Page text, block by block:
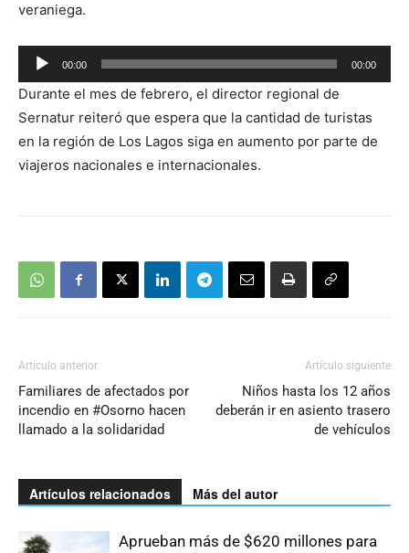
veraniega.
Reproductor
de
audio
00:00 00:00
Durante el mes de febrero, el director regional de
Sernatur reiteró que espera que la cantidad de turistas
en la región de Los Lagos siga en aumento por parte de
viajeros nacionales e internacionales.
Artículo anterior
Familiares de afectados por
incendio en #Osorno hacen
llamado a la solidaridad
Artículo siguiente
Niños hasta los 12 años
deberán ir en asiento trasero
de vehículos
Artículos relacionados Más del autor
Aprueban más de $620 millones para